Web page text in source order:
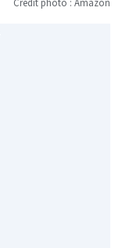
Crédit photo : Amazon